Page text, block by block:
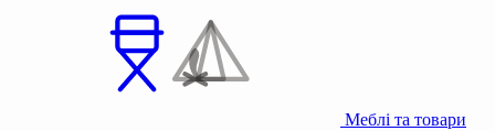
Меблі та товари